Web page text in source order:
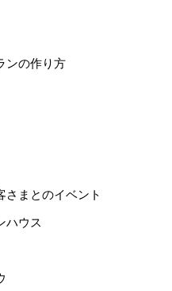
ンの作り方
さまとのイベント
ハウス